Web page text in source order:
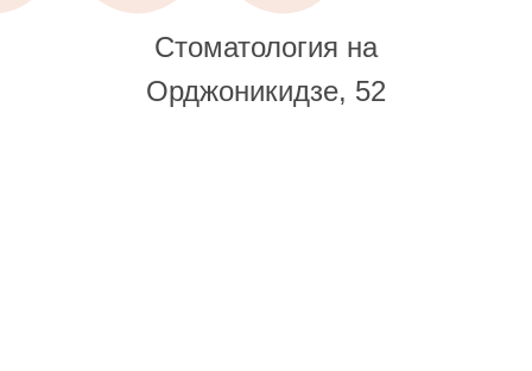
Стоматология на
Орджоникидзе, 52